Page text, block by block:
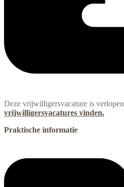
Deze vrijwilligersvacature is verlopen
vrijwilligersvacatures vinden.
Praktische informatie